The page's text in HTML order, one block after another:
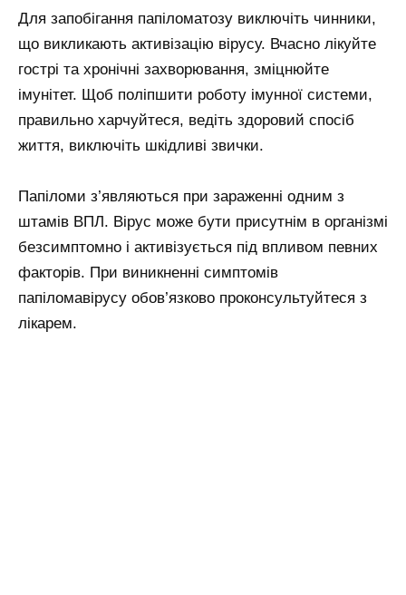
Для запобігання папіломатозу виключіть чинники,
що викликають активізацію вірусу. Вчасно лікуйте
гострі та хронічні захворювання, зміцнюйте
імунітет. Щоб поліпшити роботу імунної системи,
правильно харчуйтеся, ведіть здоровий спосіб
життя, виключіть шкідливі звички.
Папіломи з’являються при зараженні одним з
штамів ВПЛ. Вірус може бути присутнім в організмі
безсимптомно і активізується під впливом певних
факторів. При виникненні симптомів
папіломавірусу обов’язково проконсультуйтеся з
лікарем.